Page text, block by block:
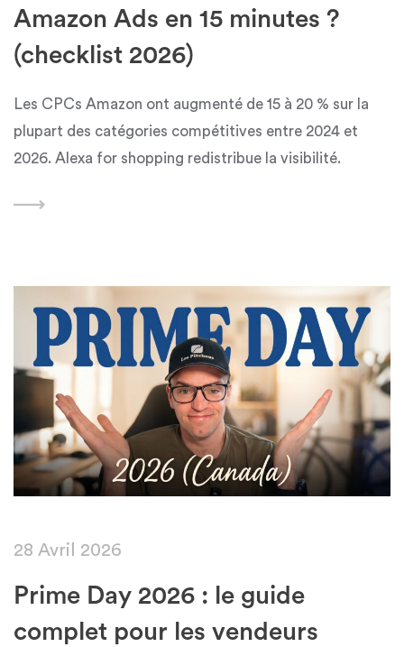
Amazon Ads en 15 minutes ?
(checklist 2026)
Les CPCs Amazon ont augmenté de 15 à 20 % sur la
plupart des catégories compétitives entre 2024 et
2026. Alexa for shopping redistribue la visibilité.
28 Avril 2026
Prime Day 2026 : le guide
complet pour les vendeurs